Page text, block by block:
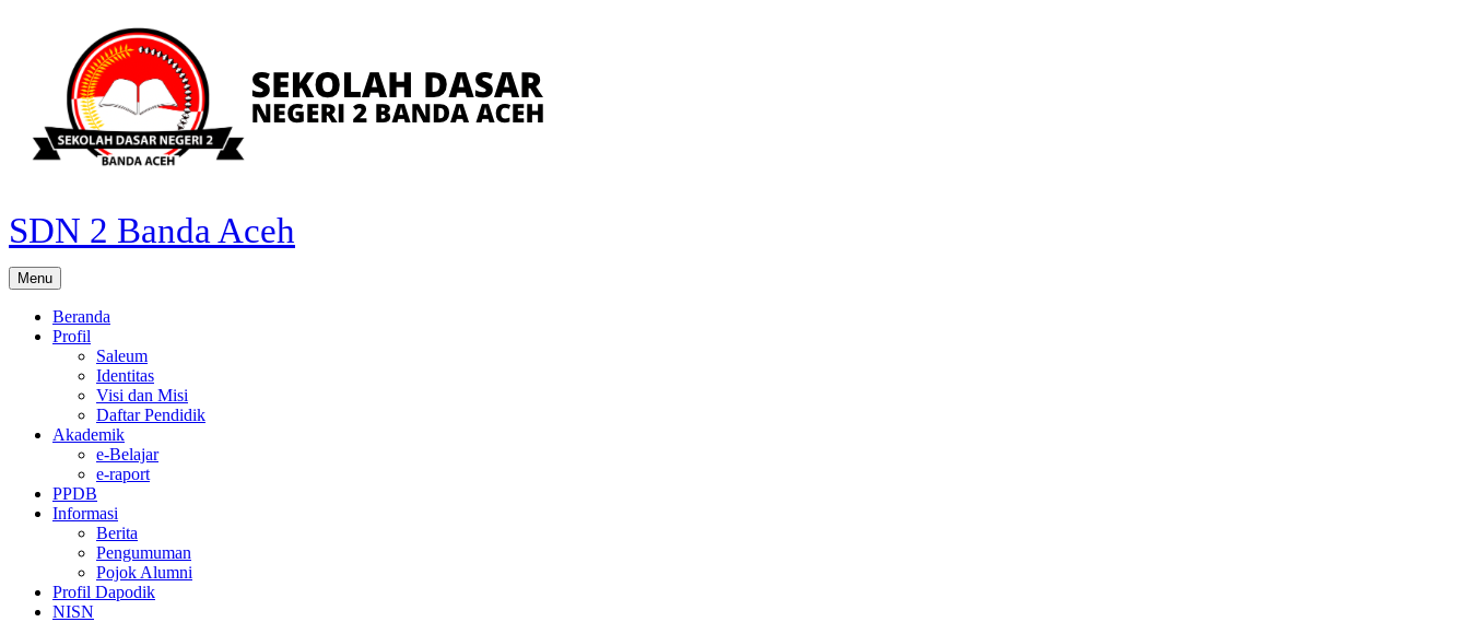
SDN 2 Banda Aceh
Menu
Beranda
Profil
Saleum
Identitas
Visi dan Misi
Daftar Pendidik
Akademik
e-Belajar
e-raport
PPDB
Informasi
Berita
Pengumuman
Pojok Alumni
Profil Dapodik
NISN